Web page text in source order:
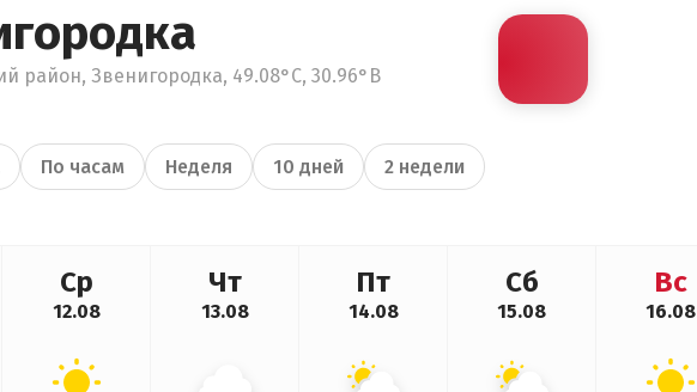
район, Звенигородка, 49.08°С, 30.96°В
По часам Неделя 10 дней 2 недели
Ср
12.08
Чт
13.08
Пт
14.08
Сб
15.08
Вс
16.08